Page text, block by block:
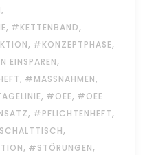
,
, #KETTENBAND,
, #KONZEPTPHASE,
EINSPAREN,
, #MASSNAHMEN ,
, #OEE, #OEE
, #PFLICHTENHEFT,
,
, #STÖRUNGEN,